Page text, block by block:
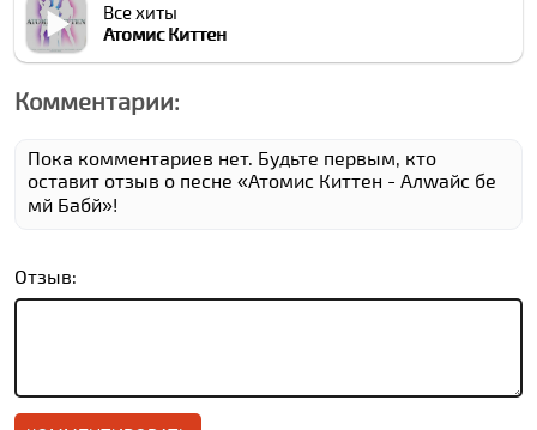
Все хиты
Атомиc Киттен
Комментарии:
Пока комментариев нет. Будьте первым, кто
оставит отзыв о песне «Атомиc Киттен - Алwайс бе
мй Бабй»!
Отзыв: